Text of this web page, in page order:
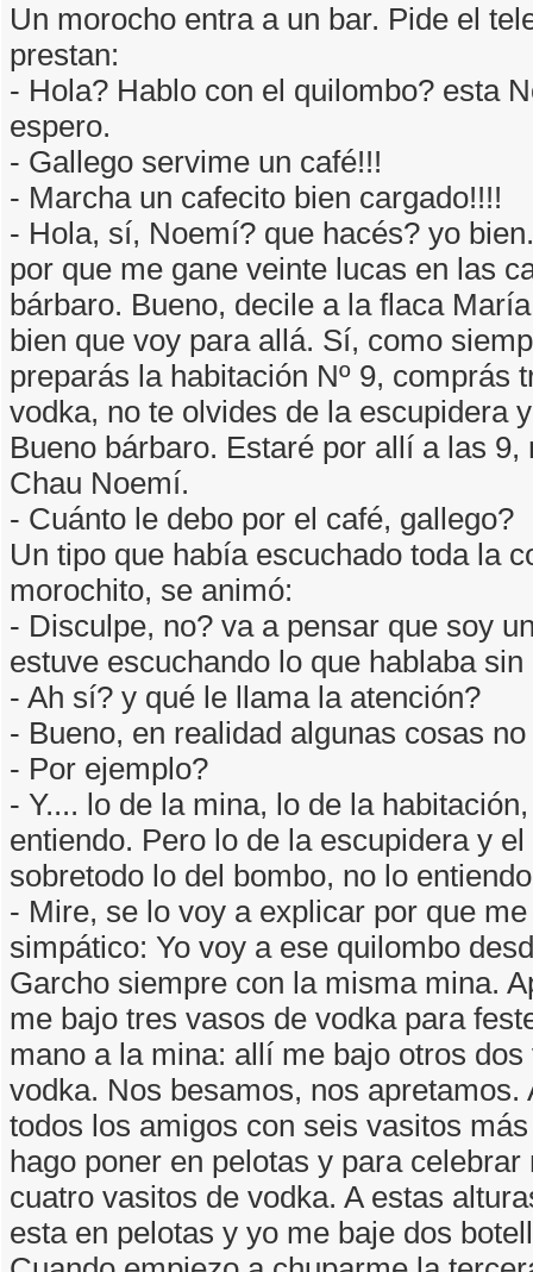
Un morocho entra a un bar. Pide el
prestan:
- Hola? Hablo con el quilombo? esta
espero.
- Gallego servime un café!!!
- Marcha un cafecito bien cargado!!!!
- Hola, sí, Noemí? que hacés? yo
por que me gane veinte lucas en las
bárbaro. Bueno, decile a la flaca
bien que voy para allá. Sí, como
preparás la habitación Nº 9, comprás
vodka, no te olvides de la escupidera
Bueno bárbaro. Estaré por allí a las 9,
Chau Noemí.
- Cuánto le debo por el café, gallego?
Un tipo que había escuchado toda la
morochito, se animó:
- Disculpe, no? va a pensar que soy
estuve escuchando lo que hablaba sin
- Ah sí? y qué le llama la atención?
- Bueno, en realidad algunas cosas
- Por ejemplo?
- Y.... lo de la mina, lo de la
entiendo. Pero lo de la escupidera y
sobretodo lo del bombo, no lo
- Mire, se lo voy a explicar por que
simpático: Yo voy a ese quilombo
Garcho siempre con la misma mina.
me bajo tres vasos de vodka para
mano a la mina: allí me bajo otros dos
vodka. Nos besamos, nos apretamos.
todos los amigos con seis vasitos
hago poner en pelotas y para
cuatro vasitos de vodka. A estas
esta en pelotas y yo me baje dos